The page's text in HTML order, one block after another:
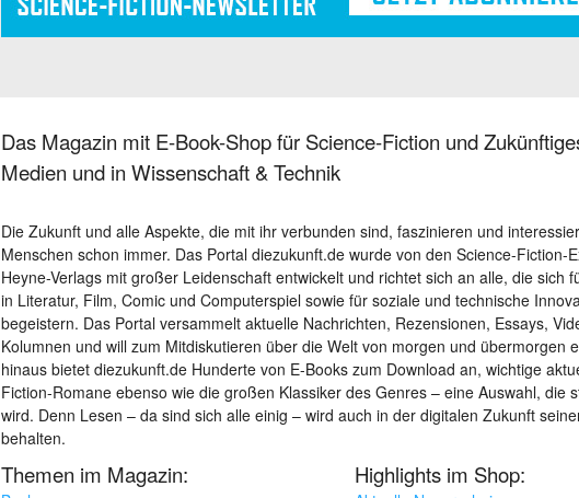
Das Magazin mit E-Book-Shop für Science-Fiction und
Medien und in Wissenschaft & Technik
Die Zukunft und alle Aspekte, die mit ihr verbunden sind, faszinieren und
Menschen schon immer. Das Portal diezukunft.de wurde von den Science-Fiction-
Heyne-Verlags mit großer Leidenschaft entwickelt und richtet sich an alle, die sich
in Literatur, Film, Comic und Computerspiel sowie für soziale und technische
begeistern. Das Portal versammelt aktuelle Nachrichten, Rezensionen, Essays,
Kolumnen und will zum Mitdiskutieren über die Welt von morgen und übermorgen
hinaus bietet diezukunft.de Hunderte von E-Books zum Download an, wichtige
Fiction-Romane ebenso wie die großen Klassiker des Genres – eine Auswahl, die
wird. Denn Lesen – da sind sich alle einig – wird auch in der digitalen Zukunft
behalten.
Themen im Magazin: Highlights im Shop: